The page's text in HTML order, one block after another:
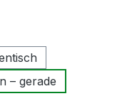
– gerade